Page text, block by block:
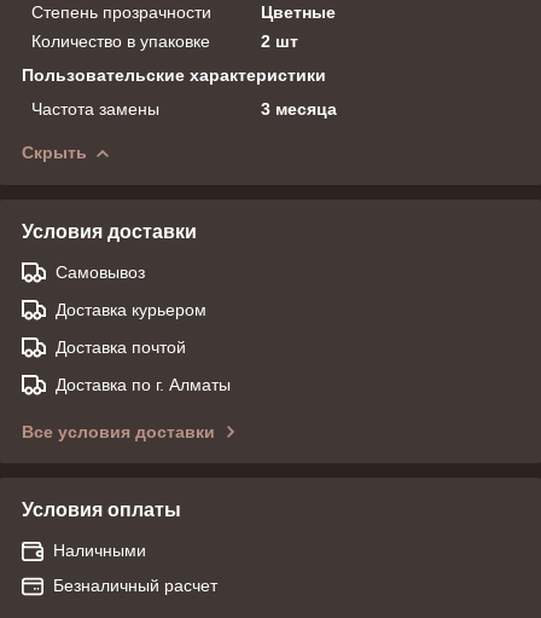
Степень прозрачности
Цветные
Количество в упаковке
2 шт
Пользовательские характеристики
Частота замены
3 месяца
Скрыть
Условия доставки
Самовывоз
Доставка курьером
Доставка почтой
Доставка по г. Алматы
Все условия доставки
Условия оплаты
Наличными
Безналичный расчет